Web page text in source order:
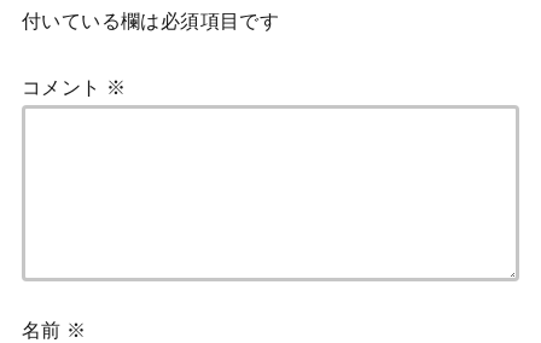
付いている欄は必須項目です
コメント ※
名前 ※